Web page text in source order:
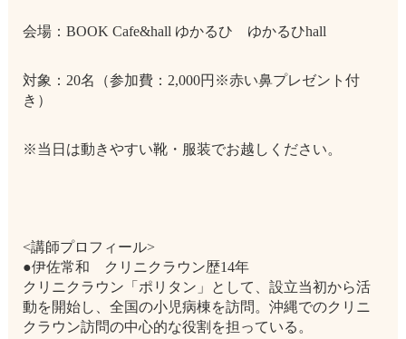
会場：BOOK Cafe&hall ゆかるひ ゆかるひhall
対象：20名（参加費：2,000円※赤い鼻プレゼント付
き）
※当日は動きやすい靴・服装でお越しください。
<講師プロフィール>
●伊佐常和 クリニクラウン歴14年
クリニクラウン「ポリタン」として、設立当初から活
動を開始し、全国の小児病棟を訪問。沖縄でのクリニ
クラウン訪問の中心的な役割を担っている。